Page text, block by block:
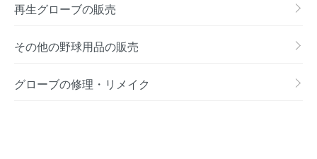
再生グローブの販売
その他の野球用品の販売
グローブの修理・リメイク